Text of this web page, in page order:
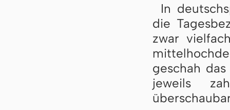
In
die
zwar
geschah
jeweils